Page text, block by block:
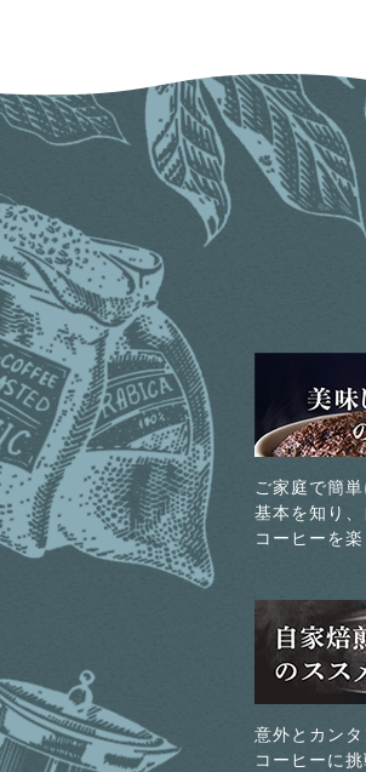
ご家庭で簡単
基本を知り
コーヒーを楽
意外とカン
コーヒーに挑